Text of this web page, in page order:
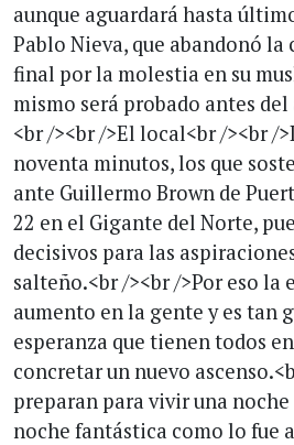
aunque aguardará hasta
Pablo Nieva, que abandonó la
final por la molestia en su
mismo será probado antes
<br /><br />El local<br /><br /
noventa minutos, los que
ante Guillermo Brown de
22 en el Gigante del Norte,
decisivos para las
salteño.<br /><br />Por eso la
aumento en la gente y es tan
esperanza que tienen todos
concretar un nuevo
preparan para vivir una noche
noche fantástica como lo fue